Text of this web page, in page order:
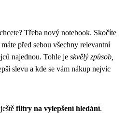
Třeba nový notebook. Skočíte
před sebou všechny relevantní
najednou. Tohle je skvělý způsob,
slevu a kde se vám nákup nejvíc
filtry na vylepšení hledání.